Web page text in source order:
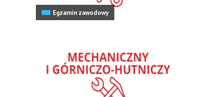
Egzamin zawodowy